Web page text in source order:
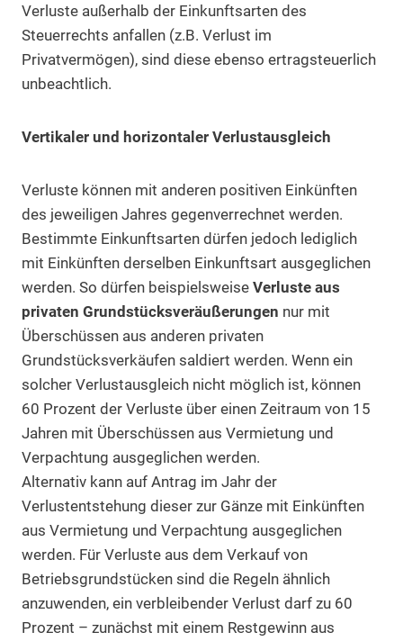
Verluste außerhalb der Einkunftsarten des
Steuerrechts anfallen (z.B. Verlust im
Privatvermögen), sind diese ebenso ertragsteuerlich
unbeachtlich.
Vertikaler und horizontaler Verlustausgleich
Verluste können mit anderen positiven Einkünften
des jeweiligen Jahres gegenverrechnet werden.
Bestimmte Einkunftsarten dürfen jedoch lediglich
mit Einkünften derselben Einkunftsart ausgeglichen
werden. So dürfen beispielsweise Verluste aus
privaten Grundstücksveräußerungen nur mit
Überschüssen aus anderen privaten
Grundstücksverkäufen saldiert werden. Wenn ein
solcher Verlustausgleich nicht möglich ist, können
60 Prozent der Verluste über einen Zeitraum von 15
Jahren mit Überschüssen aus Vermietung und
Verpachtung ausgeglichen werden.
Alternativ kann auf Antrag im Jahr der
Verlustentstehung dieser zur Gänze mit Einkünften
aus Vermietung und Verpachtung ausgeglichen
werden. Für Verluste aus dem Verkauf von
Betriebsgrundstücken sind die Regeln ähnlich
anzuwenden, ein verbleibender Verlust darf zu 60
Prozent – zunächst mit einem Restgewinn aus